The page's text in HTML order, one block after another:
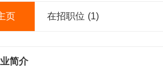
页 在招职位 (1)
简介